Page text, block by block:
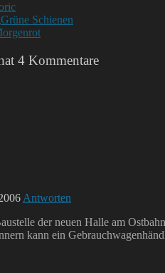
Grüne Schienen
4 Kommentare
Antworten
der neuen Halle am
kann ein